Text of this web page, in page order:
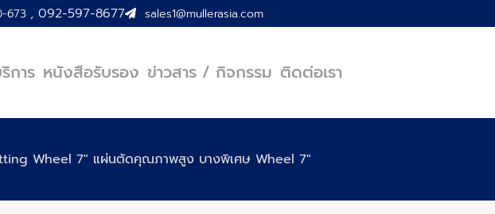
673 , 092-597-8677 sales1@mullerasia.com
การ หนังสือรับรอง ข่าวสาร / กิจกรรม ติดต่อเรา
Wheel 7″ แผ่นตัดคุณภาพสูง บางพิเศษ Wheel 7″